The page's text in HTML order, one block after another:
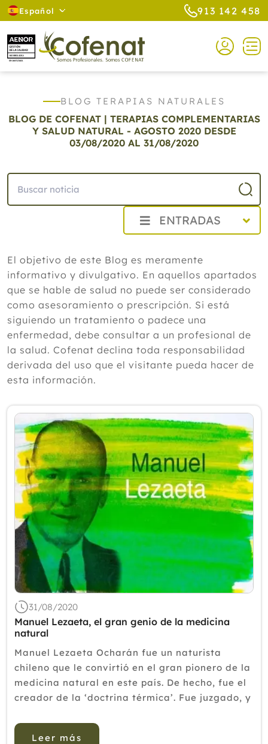
Español 913 142 458
BLOG TERAPIAS NATURALES
BLOG DE COFENAT | TERAPIAS COMPLEMENTARIAS
Y SALUD NATURAL - AGOSTO 2020 DESDE
03/08/2020 AL 31/08/2020
ENTRADAS
2025
2024
2023
2022
2021
2020
Noviembre
Octubre
Septiembre
Agosto
Julio
Junio
Mayo
Abril
Marzo
Febrero
Enero
2019
2017
2015
2014
El objetivo de este Blog es meramente
informativo y divulgativo. En aquellos apartados
que se hable de salud no puede ser considerado
como asesoramiento o prescripción. Si está
siguiendo un tratamiento o padece una
enfermedad, debe consultar a un profesional de
la salud. Cofenat declina toda responsabilidad
derivada del uso que el visitante pueda hacer de
esta información.
31/08/2020
Manuel Lezaeta, el gran genio de la medicina
natural
Manuel Lezaeta Ocharán fue un naturista
chileno que le convirtió en el gran pionero de la
medicina natural en este país. De hecho, fue el
creador de la ‘doctrina térmica’. Fue juzgado, y
Lezaeta, &i...
Leer más